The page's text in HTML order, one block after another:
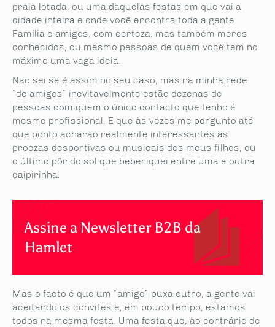
praia lotada, ou uma daquelas festas em que vai a
cidade inteira e onde você encontra toda a gente.
Família e amigos, com certeza, mas também meros
conhecidos, ou mesmo pessoas de quem você tem no
máximo uma vaga ideia.
Não sei se é assim no seu caso, mas na minha rede
“de amigos” inevitavelmente estão dezenas de
pessoas com quem o único contacto que tenho é
mesmo profissional. E que às vezes me pergunto até
que ponto acharão realmente interessantes as
proezas desportivas ou musicais dos meus filhos, ou
o último pôr do sol que beberiquei entre uma e outra
caipirinha.
Assine a Newsletter B2B da
Hamlet
Mas o facto é que um “amigo” puxa outro, a gente vai
aceitando os convites e, em pouco tempo, estamos
todos na mesma festa. Uma festa que, ao contrário de